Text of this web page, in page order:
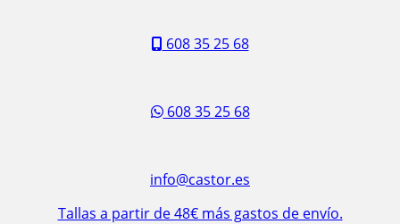
608 35 25 68
608 35 25 68
info@castor.es
Tallas a partir de 48€ más gastos de envío.